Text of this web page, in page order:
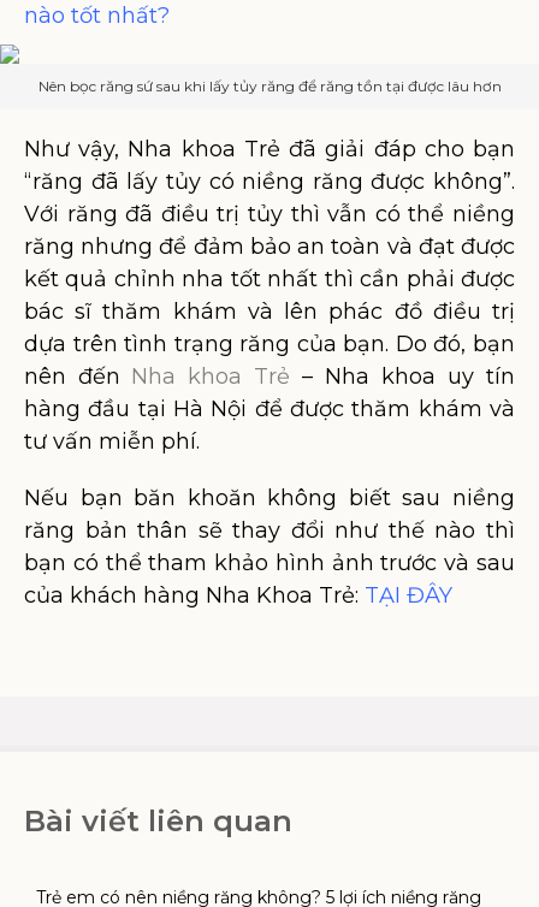
nào tốt nhất?
Nên bọc răng sứ sau khi lấy tủy răng để răng tồn tại được lâu hơn
Như vậy, Nha khoa Trẻ đã giải đáp cho bạn
“răng đã lấy tủy có niềng răng được không”.
Với răng đã điều trị tủy thì vẫn có thể niềng
răng nhưng để đảm bảo an toàn và đạt được
kết quả chỉnh nha tốt nhất thì cần phải được
bác sĩ thăm khám và lên phác đồ điều trị
dựa trên tình trạng răng của bạn. Do đó, bạn
nên đến Nha khoa Trẻ – Nha khoa uy tín
hàng đầu tại Hà Nội để được thăm khám và
tư vấn miễn phí.
Nếu bạn băn khoăn không biết sau niềng
răng bản thân sẽ thay đổi như thế nào thì
bạn có thể tham khảo hình ảnh trước và sau
của khách hàng Nha Khoa Trẻ: TẠI ĐÂY
Bài viết liên quan
Trẻ em có nên niềng răng không? 5 lợi ích niềng răng